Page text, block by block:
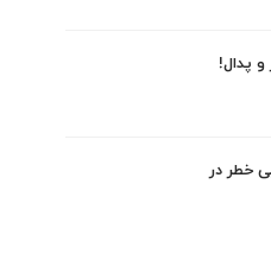
و پدال!
خطر در